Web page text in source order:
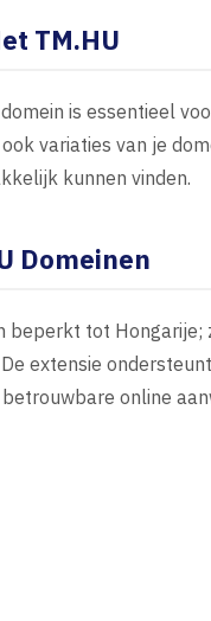
TM.HU
is essentieel
variaties van je
kunnen vinden.
Domeinen
beperkt tot
extensie
online